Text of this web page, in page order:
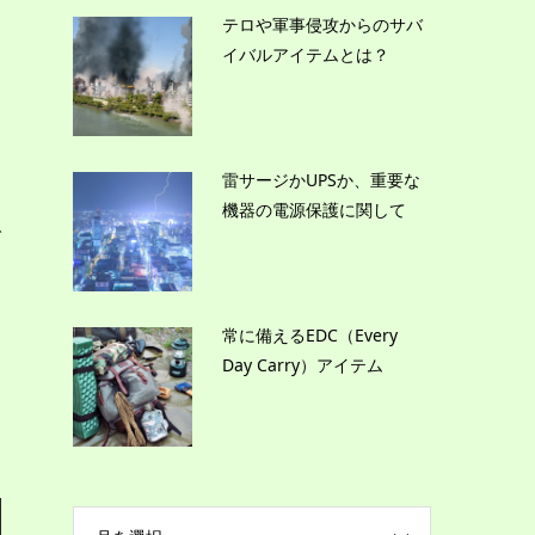
テロや軍事侵攻からのサバ
イバルアイテムとは？
雷サージかUPSか、重要な
機器の電源保護に関して
常に備えるEDC（Every
Day Carry）アイテム